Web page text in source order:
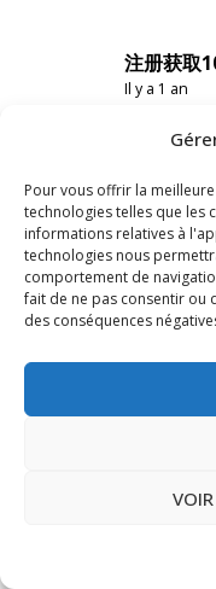
Pour vous offrir la
technologies telles que les
informations relatives à
technologies nous
comportement de
fait de ne pas consentir ou
des conséquences
VOIR
注册获取
Il y a 1 an
Merci
de vos
très bon.
Registro
Il y a 1 an
Votre
paru
Ce site web